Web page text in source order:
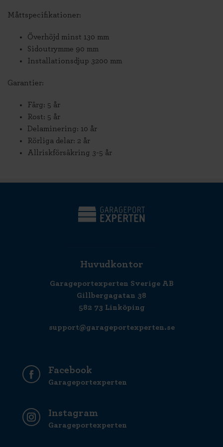
Måttspecifikationer:
Överhöjd minst 130 mm
Sidoutrymme 90 mm
Installationsdjup 3200 mm
Garantier:
Färg: 5 år
Rost: 5 år
Delaminering: 10 år
Rörliga delar: 2 år
Allriskförsäkring 3-5 år
Huvudkontor
Garageportexperten Sverige AB
Gillbergagatan 38
582 73 Linköping
support@garageportexperten.se
Facebook
Garageportexperten
Instagram
Garageportexperten